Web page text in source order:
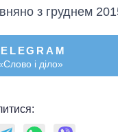
з груднем
і діло»